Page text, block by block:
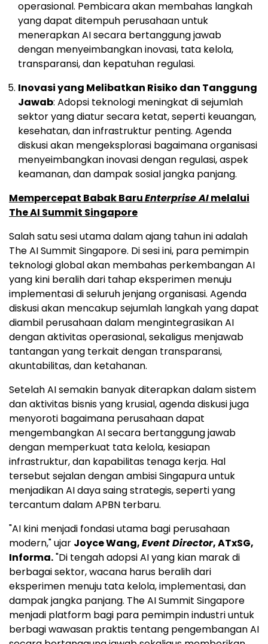
operasional. Pembicara akan membahas langkah
yang dapat ditempuh perusahaan untuk
menerapkan AI secara bertanggung jawab
dengan menyeimbangkan inovasi, tata kelola,
transparansi, dan kepatuhan regulasi.
Inovasi yang Melibatkan Risiko dan Tanggung
Jawab: Adopsi teknologi meningkat di sejumlah
sektor yang diatur secara ketat, seperti keuangan,
kesehatan, dan infrastruktur penting. Agenda
diskusi akan mengeksplorasi bagaimana organisasi
menyeimbangkan inovasi dengan regulasi, aspek
keamanan, dan dampak sosial jangka panjang.
Mempercepat Babak BaruEnterprise AImelalui
The AI Summit Singapore
Salah satu sesi utama dalam ajang tahun ini adalah
The AI Summit Singapore. Di sesi ini, para pemimpin
teknologi global akan membahas perkembangan AI
yang kini beralih dari tahap eksperimen menuju
implementasi di seluruh jenjang organisasi. Agenda
diskusi akan mencakup sejumlah langkah yang dapat
diambil perusahaan dalam mengintegrasikan AI
dengan aktivitas operasional, sekaligus menjawab
tantangan yang terkait dengan transparansi,
akuntabilitas, dan ketahanan.
Setelah AI semakin banyak diterapkan dalam sistem
dan aktivitas bisnis yang krusial, agenda diskusi juga
menyoroti bagaimana perusahaan dapat
mengembangkan AI secara bertanggung jawab
dengan memperkuat tata kelola, kesiapan
infrastruktur, dan kapabilitas tenaga kerja. Hal
tersebut sejalan dengan ambisi Singapura untuk
menjadikan AI daya saing strategis, seperti yang
tercantum dalam APBN terbaru.
"AI kini menjadi fondasi utama bagi perusahaan
modern," ujar Joyce Wang,Event Director, ATxSG,
Informa."Di tengah adopsi AI yang kian marak di
berbagai sektor, wacana harus beralih dari
eksperimen menuju tata kelola, implementasi, dan
dampak jangka panjang. The AI Summit Singapore
menjadi platform bagi para pemimpin industri untuk
berbagi wawasan praktis tentang pengembangan AI